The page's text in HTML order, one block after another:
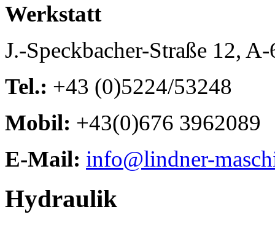
Werkstatt
J.-Speckbacher-Straße 12,
Tel.: +43 (0)5224/53248
Mobil: +43(0)676 3962089
E-Mail: info@lindner-
Hydraulik